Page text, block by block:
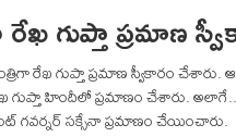
రేఖ గుప్తా ప్రమాణ
రేఖ గుప్తా ప్రమాణ స్వీకారం
గుప్తా హిందీలో ప్రమాణం చేశారు.
గవర్నర్ సక్సేనా ప్రమాణం చేయించారు.